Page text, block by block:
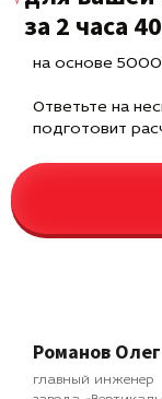
за 2 часа
на основе 5000
Ответьте на
подготовит
Романов Олег
главный инженер